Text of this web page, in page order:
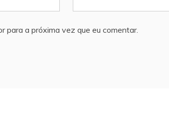
para a próxima vez que eu comentar.